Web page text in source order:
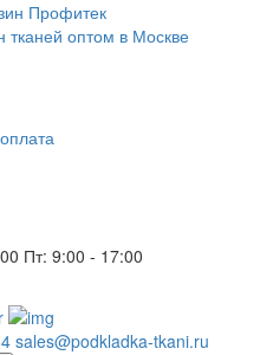
тканей оптом в Москве
Пт: 9:00 - 17:00
sales@podkladka-tkani.ru